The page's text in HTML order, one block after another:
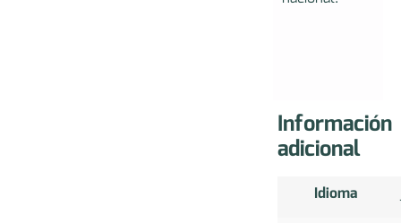
Información
adicional
Idioma